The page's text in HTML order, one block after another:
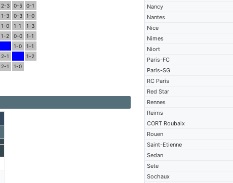
Nancy
Nantes
Nice
Nimes
Niort
Paris-FC
Paris-SG
RC Paris
Red Star
Rennes
Reims
CORT Roubaix
Rouen
Saint-Etienne
Sedan
Sete
Sochaux
2-3 0-5
0-1
1-3 0-3
1-0
1-0 1-1
1-3
1-2 0-0
1-1
1-0
1-1
2-1
1-2
2-1 1-0